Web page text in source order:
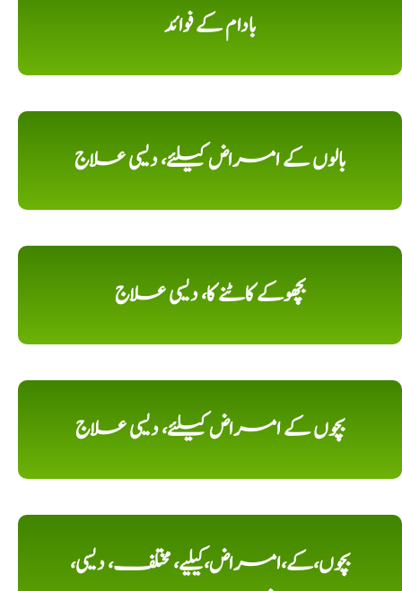
بادام کے فوائد
بالوں کے امراض کیلئے، دیسی علاج
بچھوکے کاٹنے کا، دیسی علاج
بچوں کے امراض کیلئے، دیسی علاج
بچوں،کے،امراض،کیلیے، مختلف، دیسی،